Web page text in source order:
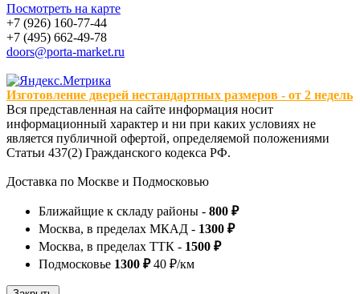
Посмотреть на карте
+7 (926) 160-77-44
+7 (495) 662-49-78
doors@porta-market.ru
Изготовление дверей нестандартных размеров - от 2 недель
Вся представленная на сайте информация носит
информационный характер и ни при каких условиях не
является публичной офертой, определяемой положениями
Статьи 437(2) Гражданского кодекса РФ.
Доставка по Москве и Подмосковью
Ближайщие к складу районы - 800 ₽
Москва, в пределах МКАД - 1300 ₽
Москва, в пределах ТТК - 1500 ₽
Подмосковье 1300 ₽40 ₽/км